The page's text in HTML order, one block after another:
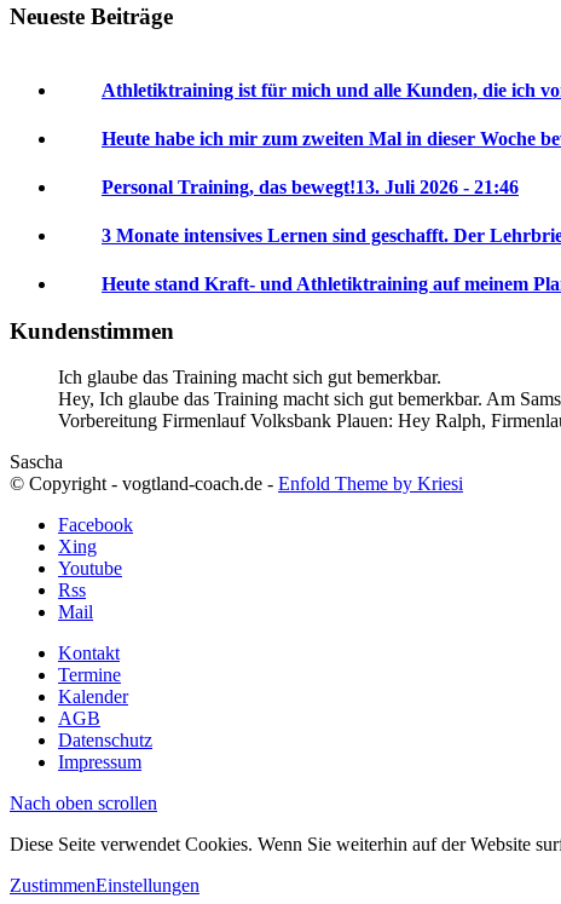
Neueste Beiträge
Athletiktraining ist für mich und alle Kunden, die ich
Heute habe ich mir zum zweiten Mal in dieser Woche
Personal Training, das bewegt!13. Juli 2026 - 21:46
3 Monate intensives Lernen sind geschafft. Der
Heute stand Kraft- und Athletiktraining auf meinem
Kundenstimmen
Ich glaube das Training macht sich gut bemerkbar.
Hey, Ich glaube das Training macht sich gut bemerkbar. Am
Vorbereitung Firmenlauf Volksbank Plauen: Hey Ralph,
Sascha
© Copyright - vogtland-coach.de - Enfold Theme by Kriesi
Facebook
Xing
Youtube
Rss
Mail
Kontakt
Termine
Kalender
AGB
Datenschutz
Impressum
Nach oben scrollen
Diese Seite verwendet Cookies. Wenn Sie weiterhin auf der Website
ZustimmenEinstellungen